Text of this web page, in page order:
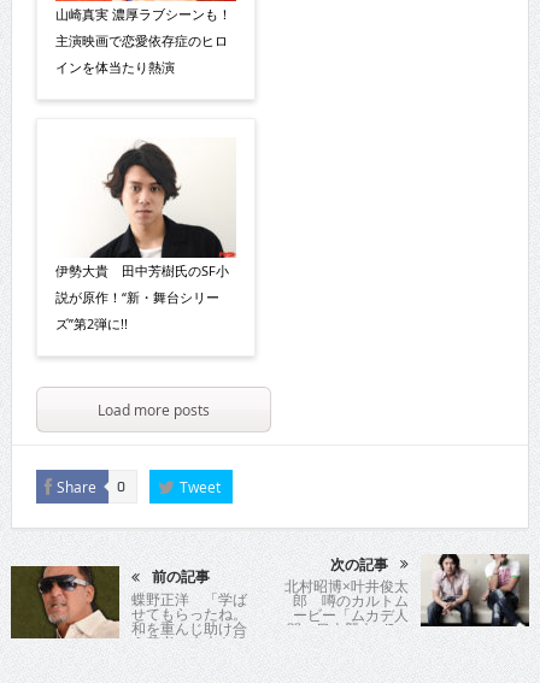
山崎真実 濃厚ラブシーンも！
主演映画で恋愛依存症のヒロ
インを体当たり熱演
伊勢大貴 田中芳樹氏のSF小
説が原作！“新・舞台シリー
ズ”第2弾に!!
Load more posts
Share 0 Tweet
前の記事
蝶野正洋 「学ば
せてもらったね。
和を重んじ助け合
う若者に未来を託
そう！」 “黒のカ
リスマ”がエール!!
次の記事
北村昭博×叶井俊太
郎 噂のカルトム
ービー「ムカデ人
間」日本襲来…!?